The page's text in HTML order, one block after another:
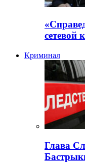
сетевой
Криминал
Глава